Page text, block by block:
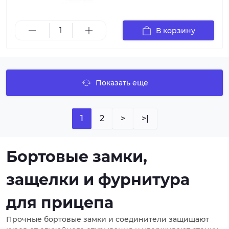
В корзину
Показать еще
1 2 > >|
Бортовые замки,
защелки и фурнитура
для прицепа
Прочные бортовые замки и соединители защищают